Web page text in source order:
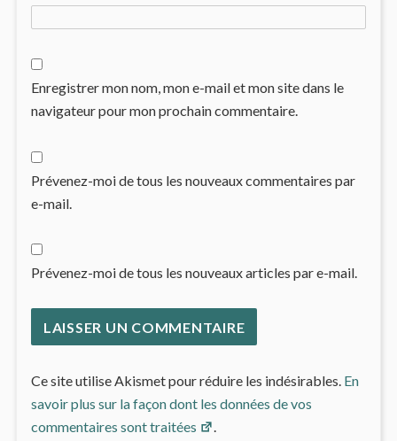
Enregistrer mon nom, mon e-mail et mon site dans le
navigateur pour mon prochain commentaire.
Prévenez-moi de tous les nouveaux commentaires par
e-mail.
Prévenez-moi de tous les nouveaux articles par e-mail.
Ce site utilise Akismet pour réduire les indésirables. En
savoir plus sur la façon dont les données de vos
commentaires sont traitées